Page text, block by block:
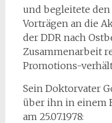
und begleitete
Vorträgen an die
der DDR nach
Zusammenarbeit
Promotions-
Sein Doktorvater
über ihn in einem
am 25.07.1978: